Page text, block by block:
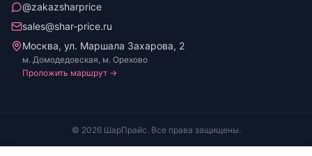
@zakazsharprice
sales@shar-price.ru
Москва, ул. Маршала Захарова, 2
м. Домодедовская, м. Орехово
Проложить маршрут →
© 2026 ШарПрайс. Все права защищены.